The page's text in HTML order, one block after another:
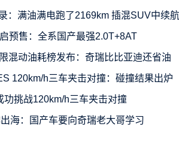
：满油满电跑了2169km 插混SUV中续
预售：全系国产最强2.0T+8AT
混动油耗榜发布：奇瑞比比亚迪还省油
120km/h三车夹击对撞：碰撞结果出炉
挑战120km/h三车夹击对撞
海：国产车要向奇瑞老大哥学习